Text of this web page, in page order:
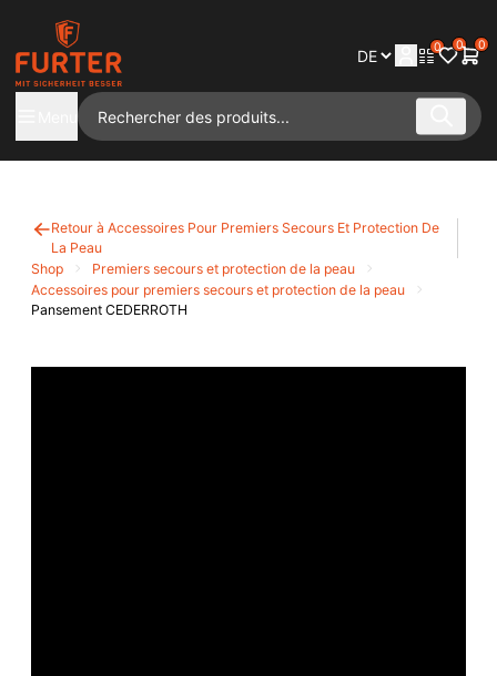
0 0 0
Retour à Accessoires Pour Premiers Secours Et Protection De
La Peau
Shop
Premiers secours et protection de la peau
Accessoires pour premiers secours et protection de la peau
Pansement CEDERROTH